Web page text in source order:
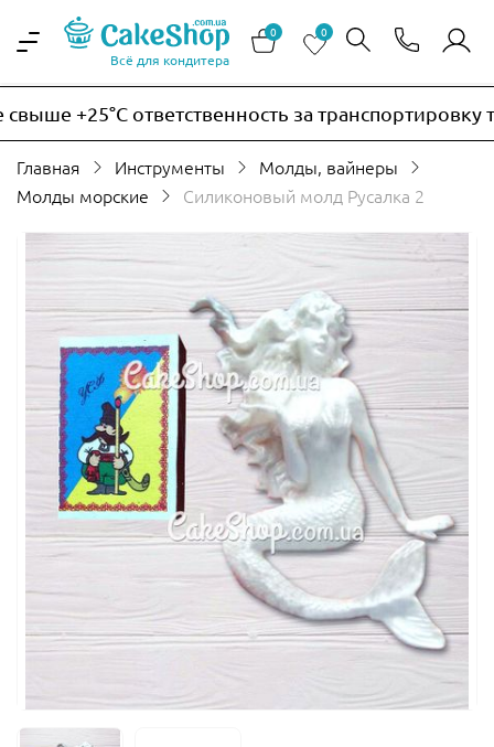
Всё для кондитера
0 0
+25°C ответственность за транспортировку
Главная Инструменты
Молды, вайнеры
Молды морские
Силиконовый молд Русалка 2